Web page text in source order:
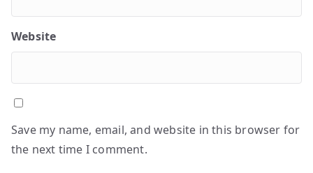
Website
Save my name, email, and website in this browser for
the next time I comment.